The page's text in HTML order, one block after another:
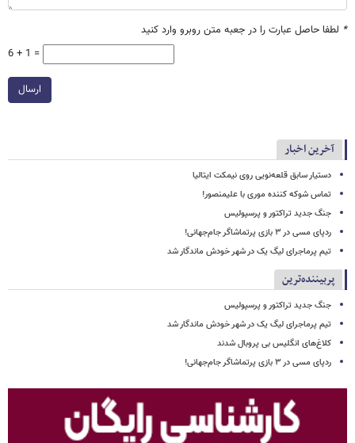
* لطفا حاصل عبارت را در جعبه متن روبرو وارد کنید
6 + 1 =
ارسال
آخرین اخبار
دستیار سابق قلعه‌نویی روی نیمکت ایتالیا
تماس شوکه کننده موری با علیمنصور!
جنگ جدید تراکتور و پرسپولیس
ردپای مسی در ۳ بازی پرتماشاگر جام‌جهانی!
تیم پرماجرای لیگ یک در شهر خودش ماندگار شد
پربیننده‌ترین
جنگ جدید تراکتور و پرسپولیس
تیم پرماجرای لیگ یک در شهر خودش ماندگار شد
کلاغ‌های انگلیس بی پروبال شدند
ردپای مسی در ۳ بازی پرتماشاگر جام‌جهانی!